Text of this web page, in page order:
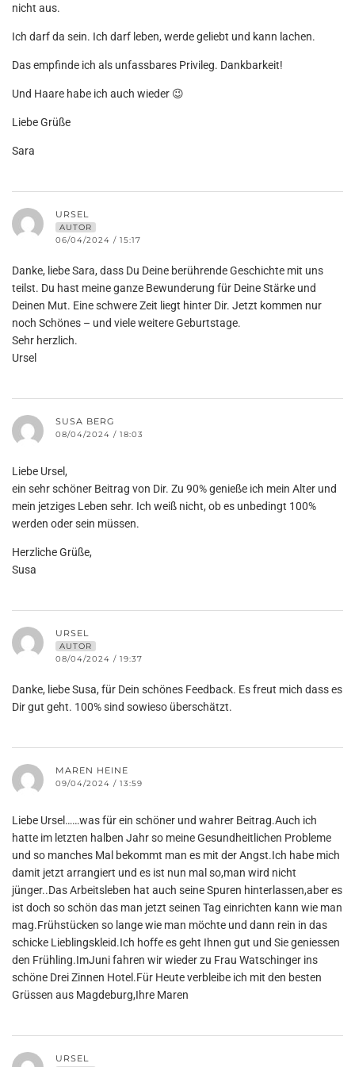
nicht aus.
Ich darf da sein. Ich darf leben, werde geliebt und kann lachen.
Das empfinde ich als unfassbares Privileg. Dankbarkeit!
Und Haare habe ich auch wieder 😉
Liebe Grüße
Sara
URSEL
AUTOR
06/04/2024 / 15:17
Danke, liebe Sara, dass Du Deine berührende Geschichte mit uns
teilst. Du hast meine ganze Bewunderung für Deine Stärke und
Deinen Mut. Eine schwere Zeit liegt hinter Dir. Jetzt kommen nur
noch Schönes – und viele weitere Geburtstage.
Sehr herzlich.
Ursel
SUSA BERG
08/04/2024 / 18:03
Liebe Ursel,
ein sehr schöner Beitrag von Dir. Zu 90% genieße ich mein Alter und
mein jetziges Leben sehr. Ich weiß nicht, ob es unbedingt 100%
werden oder sein müssen.
Herzliche Grüße,
Susa
URSEL
AUTOR
08/04/2024 / 19:37
Danke, liebe Susa, für Dein schönes Feedback. Es freut mich dass es
Dir gut geht. 100% sind sowieso überschätzt.
MAREN HEINE
09/04/2024 / 13:59
Liebe Ursel……was für ein schöner und wahrer Beitrag.Auch ich
hatte im letzten halben Jahr so meine Gesundheitlichen Probleme
und so manches Mal bekommt man es mit der Angst.Ich habe mich
damit jetzt arrangiert und es ist nun mal so,man wird nicht
jünger..Das Arbeitsleben hat auch seine Spuren hinterlassen,aber es
ist doch so schön das man jetzt seinen Tag einrichten kann wie man
mag.Frühstücken so lange wie man möchte und dann rein in das
schicke Lieblingskleid.Ich hoffe es geht Ihnen gut und Sie geniessen
den Frühling.ImJuni fahren wir wieder zu Frau Watschinger ins
schöne Drei Zinnen Hotel.Für Heute verbleibe ich mit den besten
Grüssen aus Magdeburg,Ihre Maren
URSEL